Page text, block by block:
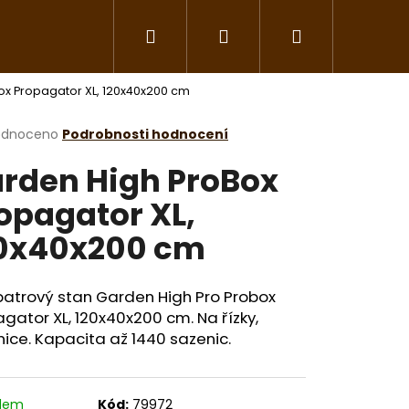
Květináče a závlaha Nářadí a pomůcky
Hledat PřihlášeníNákupní
Propagator XL, 120x40x200 cm
Podrobnosti hodnocení
High ProBox
XL,
cm
stan Garden High Pro Probox
XL, 120x40x200 cm. Na řízky,
Kapacita až 1440 sazenic.
Kód: 79972